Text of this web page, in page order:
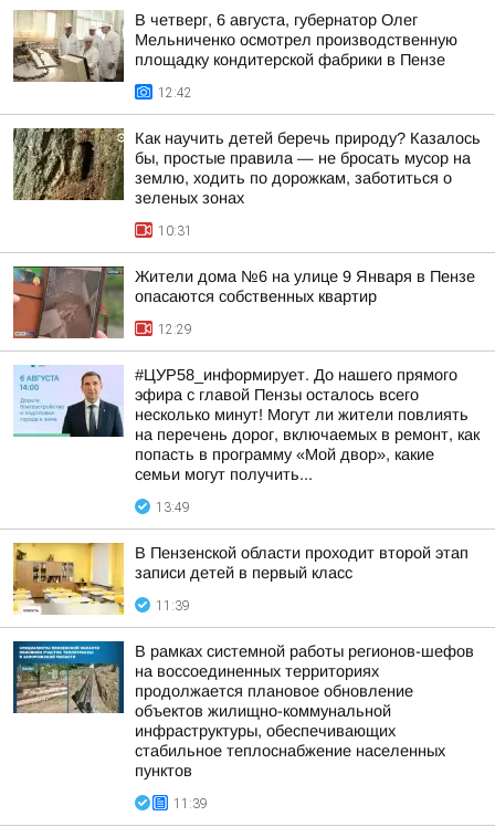
В четверг, 6 августа, губернатор Олег
Мельниченко осмотрел производственную
площадку кондитерской фабрики в Пензе
12:42
Как научить детей беречь природу? Казалось
бы, простые правила — не бросать мусор на
землю, ходить по дорожкам, заботиться о
зеленых зонах
10:31
Жители дома №6 на улице 9 Января в Пензе
опасаются собственных квартир
12:29
#ЦУР58_информирует. До нашего прямого
эфира с главой Пензы осталось всего
несколько минут! Могут ли жители повлиять
на перечень дорог, включаемых в ремонт, как
попасть в программу «Мой двор», какие
семьи могут получить...
13:49
В Пензенской области проходит второй этап
записи детей в первый класс
11:39
В рамках системной работы регионов-шефов
на воссоединенных территориях
продолжается плановое обновление
объектов жилищно-коммунальной
инфраструктуры, обеспечивающих
стабильное теплоснабжение населенных
пунктов
11:39